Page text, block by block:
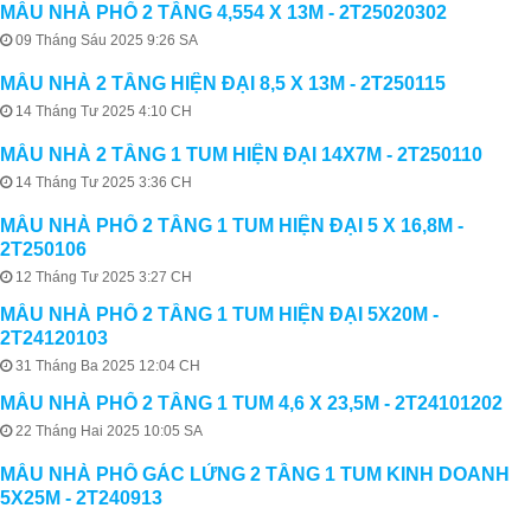
MẪU NHÀ PHỐ 2 TẦNG 4,554 X 13M - 2T25020302
09 Tháng Sáu 2025 9:26 SA
MẪU NHÀ 2 TẦNG HIỆN ĐẠI 8,5 X 13M - 2T250115
14 Tháng Tư 2025 4:10 CH
MẪU NHÀ 2 TẦNG 1 TUM HIỆN ĐẠI 14X7M - 2T250110
14 Tháng Tư 2025 3:36 CH
MẪU NHÀ PHỐ 2 TẦNG 1 TUM HIỆN ĐẠI 5 X 16,8M -
2T250106
12 Tháng Tư 2025 3:27 CH
MẪU NHÀ PHỐ 2 TẦNG 1 TUM HIỆN ĐẠI 5X20M -
2T24120103
31 Tháng Ba 2025 12:04 CH
MẪU NHÀ PHỐ 2 TẦNG 1 TUM 4,6 X 23,5M - 2T24101202
22 Tháng Hai 2025 10:05 SA
MẪU NHÀ PHỐ GÁC LỬNG 2 TẦNG 1 TUM KINH DOANH
5X25M - 2T240913